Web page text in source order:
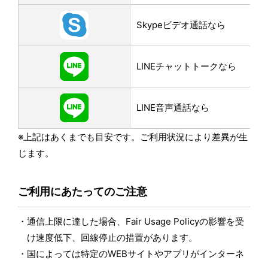
Skypeビデオ通話なら
LINEチャットトークなら
LINE音声通話なら
※上記はあくまでも目安です。ご利用状況により差異が生
じます。
ご利用にあたってのご注意
通信上限に達した場合、Fair Usage Policyの影響を受
け速度低下、回線停止の措置があります。
国によっては特定のWEBサイトやアプリがインターネ